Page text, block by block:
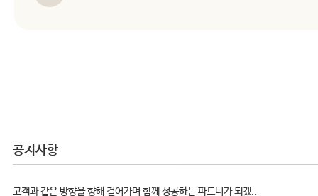
공지사항
고객과 같은 방향을 향해 걸어가며 함께 성공하는 파트너가 되겠..